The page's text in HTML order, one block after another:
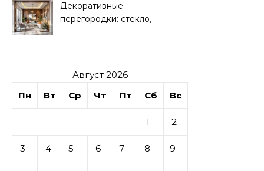
Декоративные
перегородки: стекло,
Август 2026
Пн
Вт Ср Чт Пт Сб Вс
1 2
3 4 5 6 7 8 9